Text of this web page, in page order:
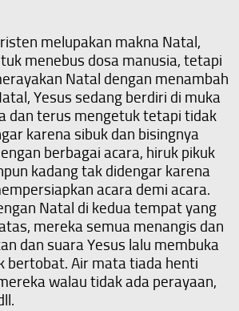
melupakan makna Natal,
menebus dosa manusia, tetapi
Natal dengan menambah
Yesus sedang berdiri di muka
dan terus mengetuk tetapi tidak
karena sibuk dan bisingnya
berbagai acara, hiruk pikuk
kadang tak didengar karena
acara demi acara.
Natal di kedua tempat yang
mereka semua menangis dan
dan suara Yesus lalu membuka
bertobat. Air mata tiada henti
walau tidak ada perayaan,